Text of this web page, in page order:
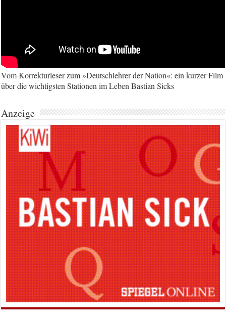
Vom Korrekturleser zum »Deutschlehrer der Nation«: ein kurzer Film
über die wichtigsten Stationen im Leben Bastian Sicks
Anzeige